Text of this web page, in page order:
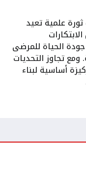
علمية تعيد
الحياة للمرضى
ومع تجاوز التحديات
أساسية لبناء